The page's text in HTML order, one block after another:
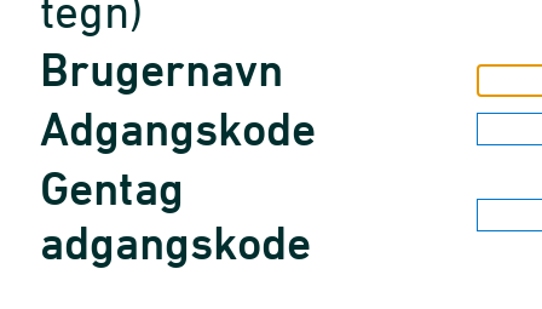
tegn)
Brugernavn
Adgangskode
Gentag
adgangskode